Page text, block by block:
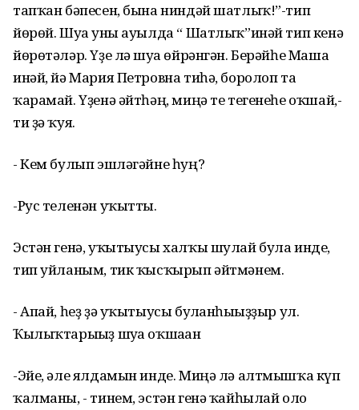
тапҡан бәпесен, бына ниндәй шатлыҡ!”-тип
йөрөй. Шуға уны ауылда “ Шатлыҡ”инәй тип кенә
йөрөтәләр. Үҙе лә шуға өйрәнгән. Берәйһе Маша
инәй, йә Мария Петровна тиһә, боролоп та
ҡарамай. Үҙенә әйтһәң, миңә те тегенеһе оҡшай,-
ти ҙә ҡуя.
- Кем булып эшләгәйне һуң?
-Рус теленән уҡытты.
Эстән генә, уҡытыусы халҡы шулай була инде,
тип уйланым, тик ҡысҡырып әйтмәнем.
- Апай, һеҙ ҙә уҡытыусы булғанһығыҙҙыр ул.
Ҡылыҡтарығыҙ шуға оҡшаған
-Эйе, әле ялдамын инде. Миңә лә алтмышҡа күп
ҡалманы, - тинем, эстән генә ҡайһылай оло